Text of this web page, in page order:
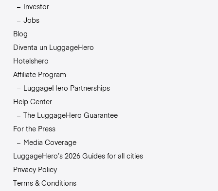
Investor
Jobs
Blog
Diventa un LuggageHero
Hotelshero
Affiliate Program
LuggageHero Partnerships
Help Center
The LuggageHero Guarantee
For the Press
Media Coverage
LuggageHero’s 2026 Guides for all cities
Privacy Policy
Terms & Conditions